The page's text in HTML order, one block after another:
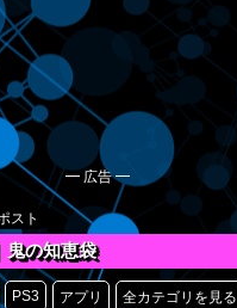
━ 広告 ━
鬼の知恵袋
PS3 アプリ 全カテゴリを見る